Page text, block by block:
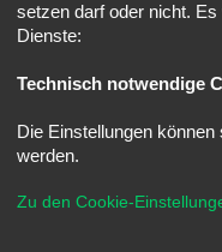
Powered byphpBB
setzen darf oder nicht.
Dienste:
Technisch notwendige
Die Einstellungen
werden.
Zu den Cookie-